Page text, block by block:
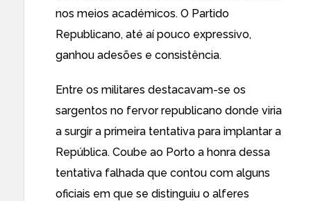
nos meios académicos. O Partido
Republicano, até aí pouco expressivo,
ganhou adesões e consistência.
Entre os militares destacavam-se os
sargentos no fervor republicano donde viria
a surgir a primeira tentativa para implantar a
República. Coube ao Porto a honra dessa
tentativa falhada que contou com alguns
oficiais em que se distinguiu o alferes